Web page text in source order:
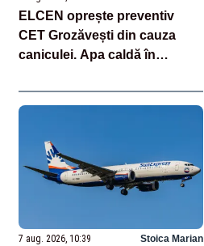
ELCEN oprește preventiv
CET Grozăvești din cauza
caniculei. Apa caldă în
7 aug. 2026, 10:39 Stoica Marian